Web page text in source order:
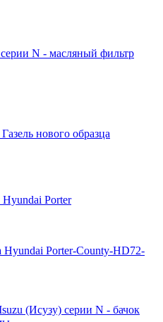
N - масляный фильтр
нового образца
Porter
Hyundai Porter-County-HD72-
(Исузу) серии N - бачок